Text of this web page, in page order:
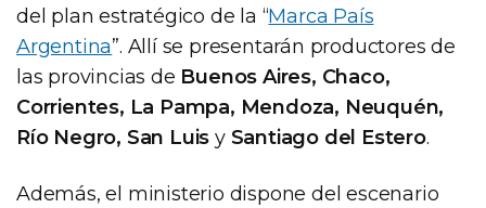
del plan estratégico de la “Marca País
Argentina”. Allí se presentarán productores de
las provincias de Buenos Aires, Chaco,
Corrientes, La Pampa, Mendoza, Neuquén,
Río Negro, San Luis y Santiago del Estero.
Además, el ministerio dispone del escenario